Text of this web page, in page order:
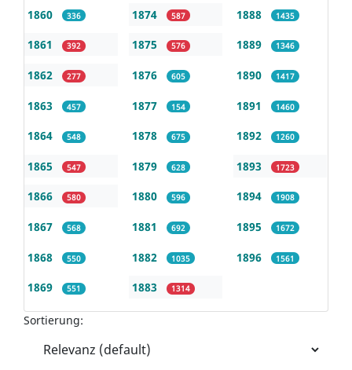
1860 336
1861 392
1862 277
1863 457
1864 548
1865 547
1866 580
1867 568
1868 550
1869 551
1874 587
1875 576
1876 605
1877 154
1878 675
1879 628
1880 596
1881 692
1882 1035
1883 1314
1888 1435
1889 1346
1890 1417
1891 1460
1892 1260
1893 1723
1894 1908
1895 1672
1896 1561
Sortierung: